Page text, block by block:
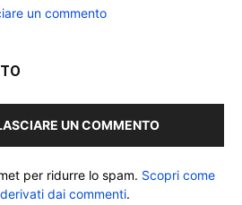
un commento
UN COMMENTO
per ridurre lo spam. Scopri come
dai commenti.